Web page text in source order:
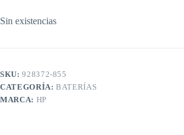
Sin existencias
SKU:928372-855
CATEGORÍA:BATERÍAS
MARCA: HP